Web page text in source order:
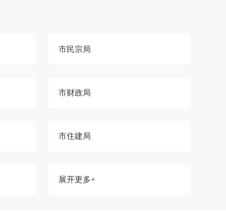
市民宗局
市财政局
市住建局
展开更多+